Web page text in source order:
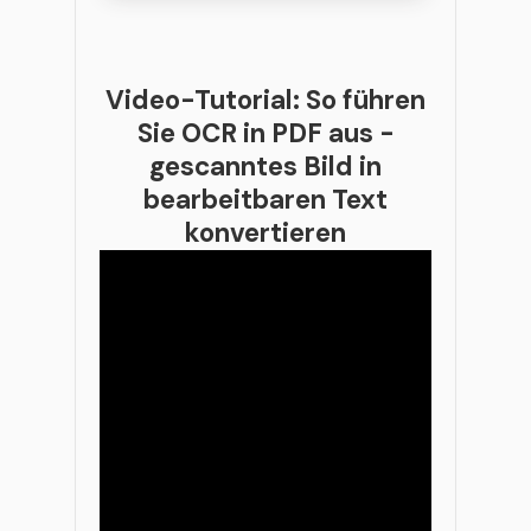
Video-Tutorial: So führen
Sie OCR in PDF aus -
gescanntes Bild in
bearbeitbaren Text
konvertieren